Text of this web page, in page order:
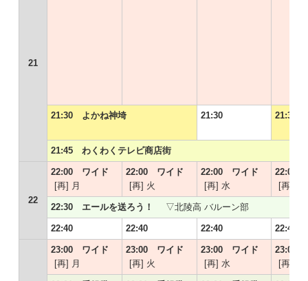
21
21:30 よかね神埼 21:30 21:30
21:45 わくわくテレビ商店街
22
22:00 ワイド
[再] 月
22:00 ワイド
[再] 火
22:00 ワイド
[再] 水
22:00
[再] 木
22:30 エールを送ろう！ ▽北陵高 バルーン部
22:40 22:40 22:40 22:40
23:00 ワイド
[再] 月
23:00 ワイド
[再] 火
23:00 ワイド
[再] 水
23:00
[再] 木